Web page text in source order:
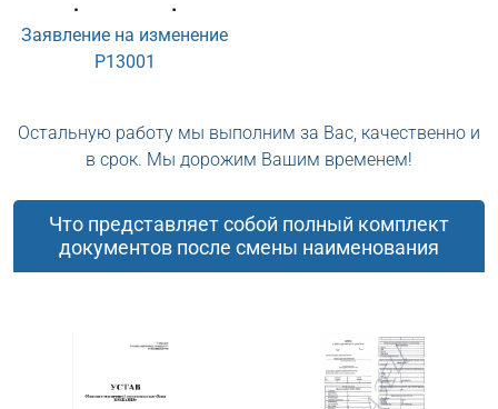
Заявление на изменение
Р13001
Остальную работу мы выполним за Вас, качественно и
в срок. Мы дорожим Вашим временем!
Что представляет собой полный комплект
документов после смены наименования